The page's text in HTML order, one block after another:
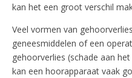
kan het een groot verschil
Veel vormen van
geneesmiddelen of een
gehoorverlies (schade aan
kan een hoorapparaat vaak